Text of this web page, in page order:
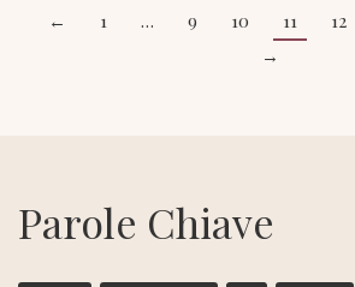
← 1 … 9 10 11 12
→
Parole Chiave